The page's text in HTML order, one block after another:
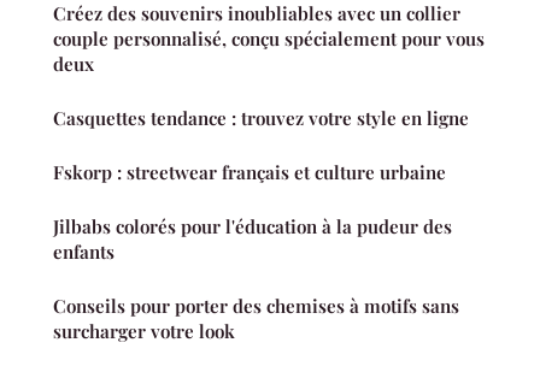
Créez des souvenirs inoubliables avec un collier
couple personnalisé, conçu spécialement pour vous
deux
Casquettes tendance : trouvez votre style en ligne
Fskorp : streetwear français et culture urbaine
Jilbabs colorés pour l'éducation à la pudeur des
enfants
Conseils pour porter des chemises à motifs sans
surcharger votre look